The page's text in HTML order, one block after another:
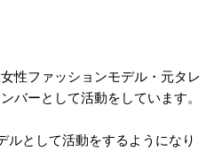
性ファッションモデル・元タレ
バーとして活動をしています。
ルとして活動をするようになり